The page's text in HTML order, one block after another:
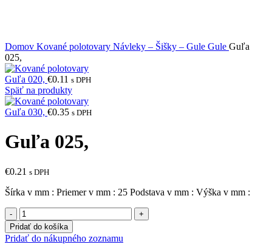
Domov Kované polotovary Návleky – Šišky – Gule Gule Guľa
025,
Guľa 020, €0.11 s DPH
Späť na produkty
Guľa 030, €0.35 s DPH
Guľa 025,
€0.21 s DPH
Šírka v mm : Priemer v mm : 25 Podstava v mm : Výška v mm :
množstvo
Guľa
025,
Pridať do košíka
Pridať do nákupného zoznamu